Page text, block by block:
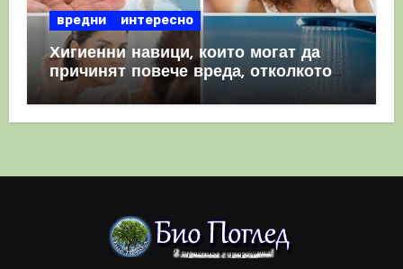
вредни интересно
Хигиенни навици, които могат да
причинят повече вреда, отколкото
полза